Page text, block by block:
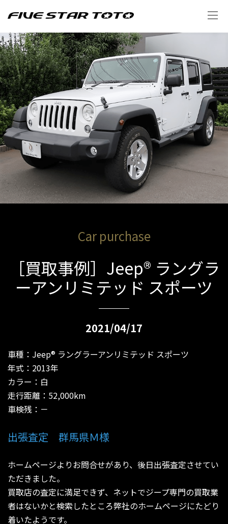
Car purchase
［買取事例］Jeep® ラングラ
ーアンリミテッド スポーツ
2021/04/17
車種：Jeep® ラングラーアンリミテッド スポーツ
年式：2013年
カラー：白
走行距離：52,000km
車検残：－
出張査定 群馬県Ｍ様
ホームページよりお問合せがあり、後日出張査定させてい
ただきました。
買取店の査定に満足できず、ネットでジープ専門の買取業
者はないかと検索したところ弊社のホームページにたどり
着いたようです。